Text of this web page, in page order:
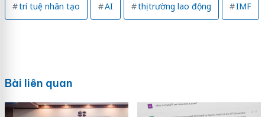
trí tuệ nhân tạo AI thị trường lao động IMF
Bài liên quan